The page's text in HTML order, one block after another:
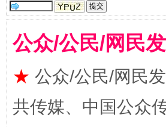
全民健身五年计划来了！等你上场
公众/公民/网民
★ 公众/公民/网民
共传媒、中国公众